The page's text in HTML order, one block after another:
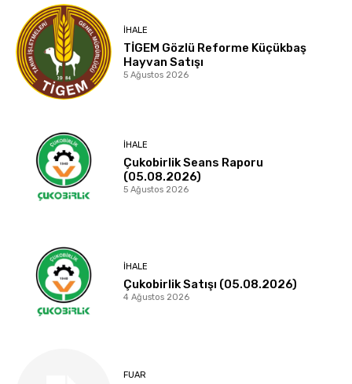
İHALE
TİGEM Gözlü Reforme Küçükbaş
Hayvan Satışı
5 Ağustos 2026
İHALE
Çukobirlik Seans Raporu
(05.08.2026)
5 Ağustos 2026
İHALE
Çukobirlik Satışı (05.08.2026)
4 Ağustos 2026
FUAR